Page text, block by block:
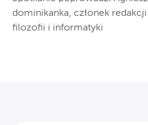
dominikanka, członek redakcji
filozofii i informatyki